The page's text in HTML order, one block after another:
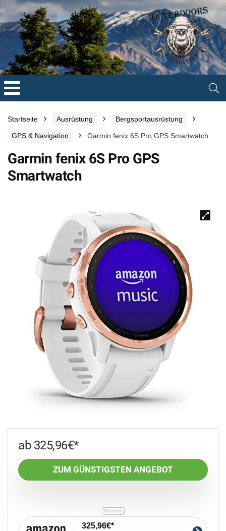
Startseite Ausrüstung Bergsportausrüstung
GPS & Navigation Garmin fenix 6S Pro GPS Smartwatch
Garmin fenix 6S Pro GPS
Smartwatch
325,96€
ZUM GÜNSTIGSTEN ANGEBOT
325,96€